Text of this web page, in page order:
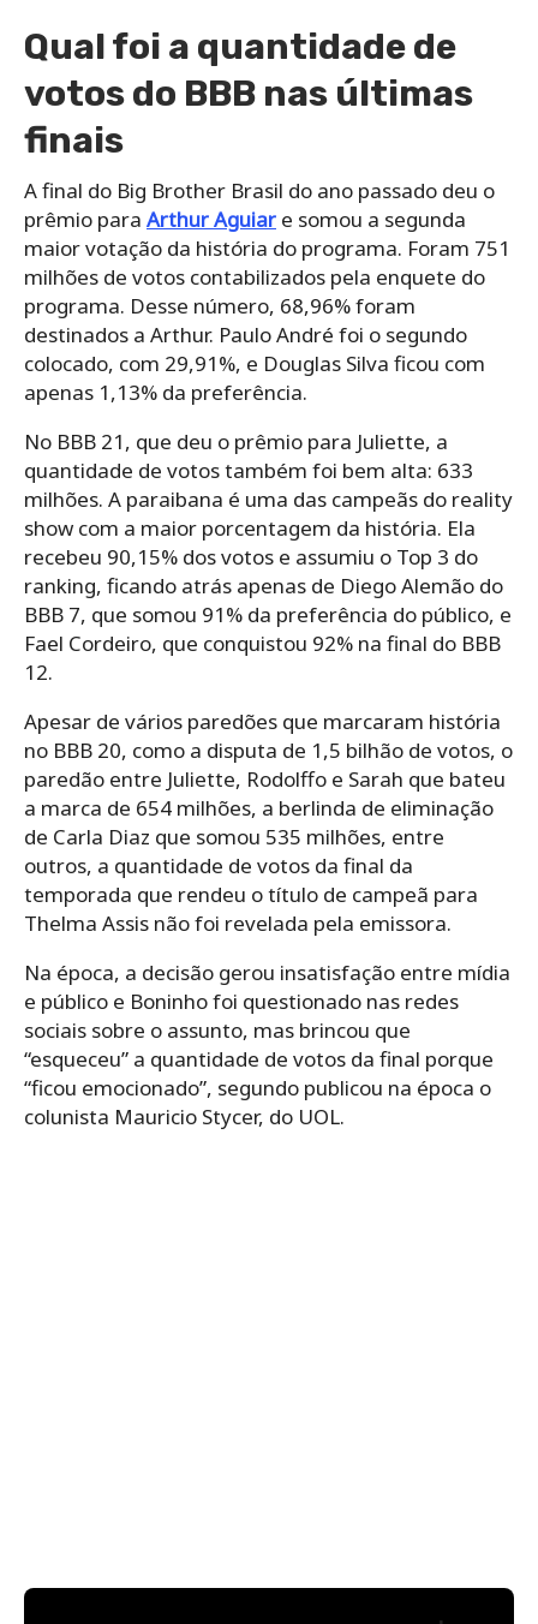
Qual foi a quantidade de
votos do BBB nas últimas
finais
A final do Big Brother Brasil do ano passado deu o
prêmio para Arthur Aguiar e somou a segunda
maior votação da história do programa. Foram 751
milhões de votos contabilizados pela enquete do
programa. Desse número, 68,96% foram
destinados a Arthur. Paulo André foi o segundo
colocado, com 29,91%, e Douglas Silva ficou com
apenas 1,13% da preferência.
No BBB 21, que deu o prêmio para Juliette, a
quantidade de votos também foi bem alta: 633
milhões. A paraibana é uma das campeãs do reality
show com a maior porcentagem da história. Ela
recebeu 90,15% dos votos e assumiu o Top 3 do
ranking, ficando atrás apenas de Diego Alemão do
BBB 7, que somou 91% da preferência do público, e
Fael Cordeiro, que conquistou 92% na final do BBB
12.
Apesar de vários paredões que marcaram história
no BBB 20, como a disputa de 1,5 bilhão de votos, o
paredão entre Juliette, Rodolffo e Sarah que bateu
a marca de 654 milhões, a berlinda de eliminação
de Carla Diaz que somou 535 milhões, entre
outros, a quantidade de votos da final da
temporada que rendeu o título de campeã para
Thelma Assis não foi revelada pela emissora.
Na época, a decisão gerou insatisfação entre mídia
e público e Boninho foi questionado nas redes
sociais sobre o assunto, mas brincou que
“esqueceu” a quantidade de votos da final porque
“ficou emocionado”, segundo publicou na época o
colunista Mauricio Stycer, do UOL.